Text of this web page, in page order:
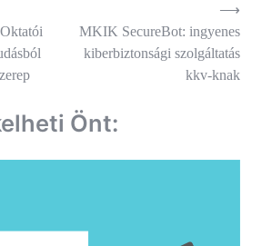
MKIK SecureBot: ingyenes
kiberbiztonsági szolgáltatás
kkv-knak
⟶
Önt: